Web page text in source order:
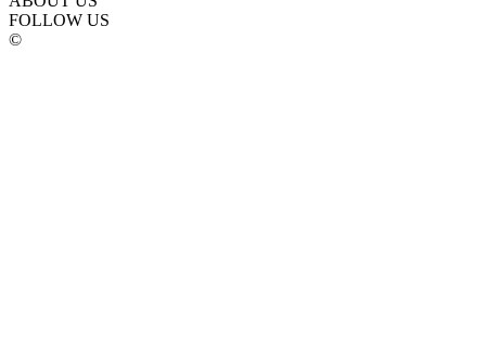
FOLLOW US
©